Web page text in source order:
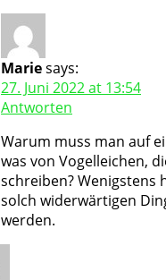
Mariesays:
27. Juni 2022 at 13:54
Antworten
Warum muss man auf
was von Vogelleichen,
schreiben? Wenigstens
solch widerwärtigen
werden.